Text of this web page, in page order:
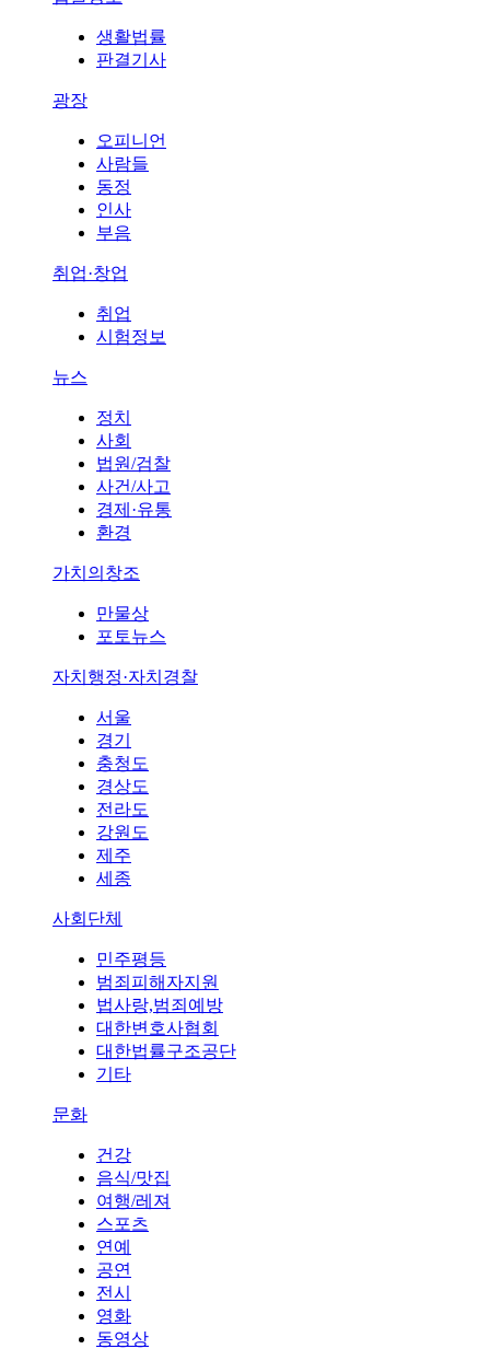
생활법률
판결기사
광장
오피니언
사람들
동정
인사
부음
취업·창업
취업
시험정보
뉴스
정치
사회
법원/검찰
사건/사고
경제·유통
환경
가치의창조
만물상
포토뉴스
자치행정·자치경찰
서울
경기
충청도
경상도
전라도
강원도
제주
세종
사회단체
민주평등
범죄피해자지원
법사랑,범죄예방
대한변호사협회
대한법률구조공단
기타
문화
건강
음식/맛집
여행/레져
스포츠
연예
공연
전시
영화
동영상